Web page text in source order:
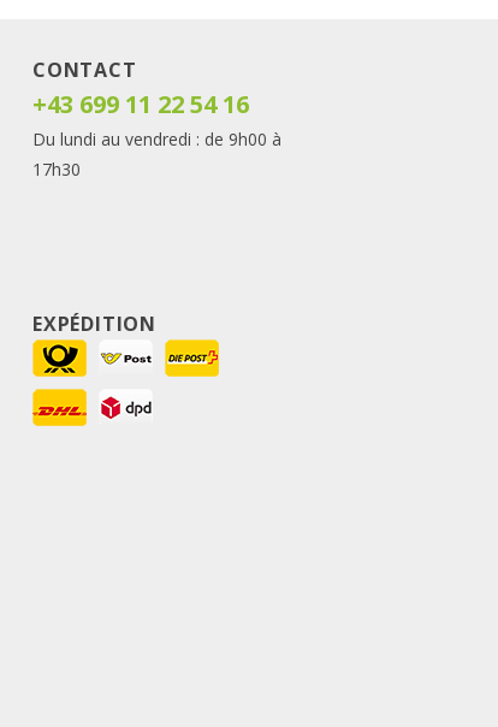
CONTACT
+43 699 11 22 54 16
Du lundi au vendredi : de 9h00 à
17h30
EXPÉDITION